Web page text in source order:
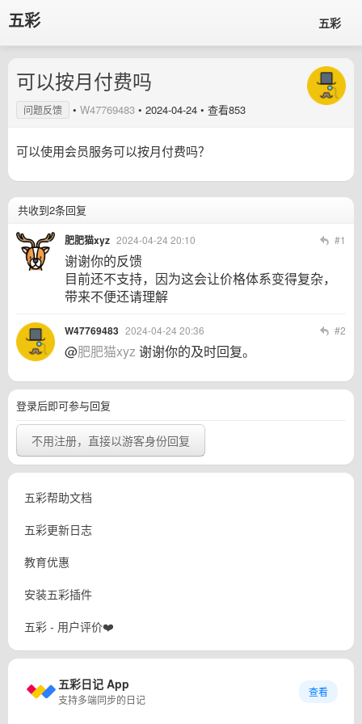
五彩 五彩
可以按月付费吗
问题反馈 • W47769483 • 2024-04-24 • 查看853
可以使用会员服务可以按月付费吗？
共收到2条回复
肥肥猫xyz 2024-04-24 20:10 #1
谢谢你的反馈
目前还不支持，因为这会让价格体系变得复杂，
带来不便还请理解
W47769483 2024-04-24 20:36 #2
@肥肥猫xyz谢谢你的及时回复。
登录后即可参与回复
不用注册，直接以游客身份回复
五彩帮助文档
五彩更新日志
教育优惠
安装五彩插件
五彩 - 用户评价❤️
五彩日记 App
支持多端同步的日记
查看